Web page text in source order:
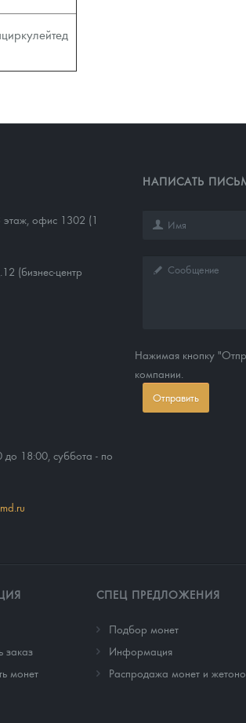
офис 1302 (1
(бизнес-центр
до 18:00, суббота - по
НАПИСАТЬ
Нажимая кнопку
компании.
Отправить
заказ
монет
СПЕЦ ПРЕДЛОЖЕНИЯ
Подбор монет
Информация
Распродажа монет и